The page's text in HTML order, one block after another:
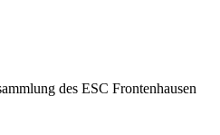
des ESC Frontenhausen